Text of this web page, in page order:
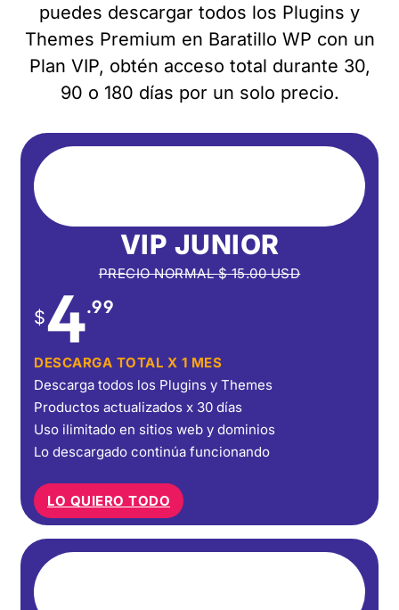
puedes descargar todos los Plugins y
Themes Premium en Baratillo WP con un
Plan VIP, obtén acceso total durante 30,
90 o 180 días por un solo precio.
VIP JUNIOR
PRECIO NORMAL$15.00USD
$4.99
DESCARGA TOTAL X 1 MES
Descarga todos los Plugins y Themes
Productos actualizados x 30 días
Uso ilimitado en sitios web y dominios
Lo descargado continúa funcionando
LO QUIERO TODO